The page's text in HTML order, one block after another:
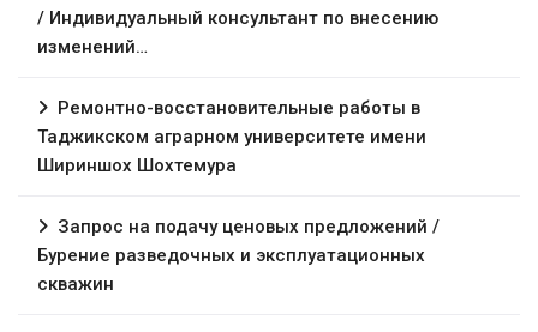
/ Индивидуальный консультант по внесению
изменений…
Ремонтно-восстановительные работы в
Таджикском аграрном университете имени
Шириншох Шохтемура
Запрос на подачу ценовых предложений /
Бурение разведочных и эксплуатационных
скважин